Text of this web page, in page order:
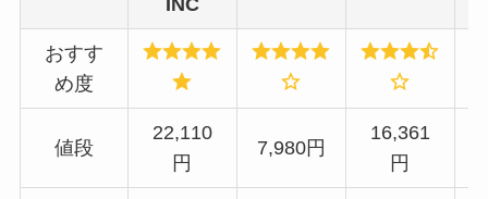
INC
おすす
め度
値段
22,110
円
7,980円
16,361
円